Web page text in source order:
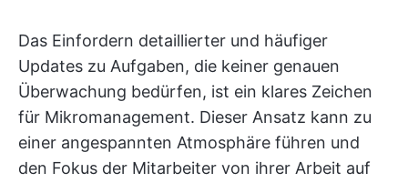
Das Einfordern detaillierter und häufiger
Updates zu Aufgaben, die keiner genauen
Überwachung bedürfen, ist ein klares Zeichen
für Mikromanagement. Dieser Ansatz kann zu
einer angespannten Atmosphäre führen und
den Fokus der Mitarbeiter von ihrer Arbeit auf